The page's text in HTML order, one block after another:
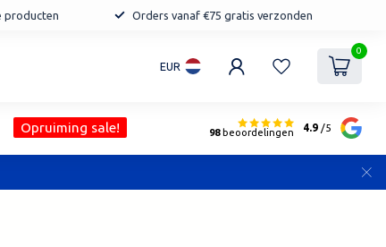
producten Orders vanaf €75 gratis verzonden
EUR
0
Opruiming sale! 98beoordelingen 4.9 /5